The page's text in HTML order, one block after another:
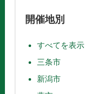
開催地別
すべてを表示
三条市
新潟市